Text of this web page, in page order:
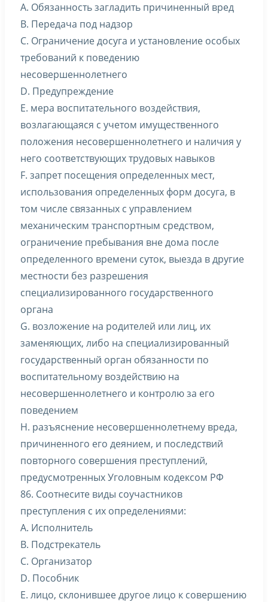
A. Обязанность загладить причиненный вред
B. Передача под надзор
C. Ограничение досуга и установление особых
требований к поведению
несовершеннолетнего
D. Предупреждение
E. мера воспитательного воздействия,
возлагающаяся с учетом имущественного
положения несовершеннолетнего и наличия у
него соответствующих трудовых навыков
F. запрет посещения определенных мест,
использования определенных форм досуга, в
том числе связанных с управлением
механическим транспортным средством,
ограничение пребывания вне дома после
определенного времени суток, выезда в другие
местности без разрешения
специализированного государственного
органа
G. возложение на родителей или лиц, их
заменяющих, либо на специализированный
государственный орган обязанности по
воспитательному воздействию на
несовершеннолетнего и контролю за его
поведением
H. разъяснение несовершеннолетнему вреда,
причиненного его деянием, и последствий
повторного совершения преступлений,
предусмотренных Уголовным кодексом РФ
86. Соотнесите виды соучастников
преступления с их определениями:
A. Исполнитель
B. Подстрекатель
C. Организатор
D. Пособник
E. лицо, склонившее другое лицо к совершению